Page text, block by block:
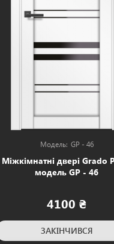
GP - 46
Міжкімнатні двері Grado
модель GP - 46
4100 ₴
ЗАКІНЧИВСЯ